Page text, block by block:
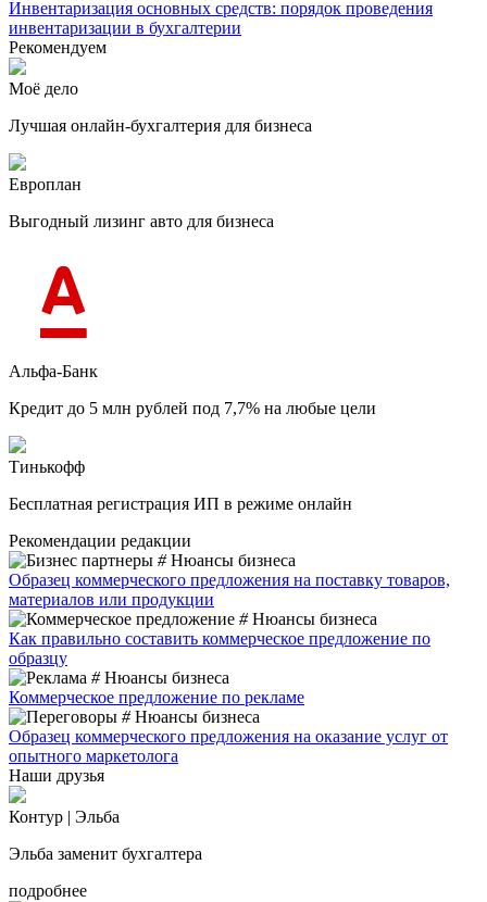
Инвентаризация основных средств: порядок проведения
инвентаризации в бухгалтерии
Рекомендуем
Моё дело
Лучшая онлайн-бухгалтерия для бизнеса
Европлан
Выгодный лизинг авто для бизнеса
Альфа-Банк
Кредит до 5 млн рублей под 7,7% на любые цели
Тинькофф
Бесплатная регистрация ИП в режиме онлайн
Рекомендации редакции
# Нюансы бизнеса
Образец коммерческого предложения на поставку товаров,
материалов или продукции
# Нюансы бизнеса
Как правильно составить коммерческое предложение по
образцу
# Нюансы бизнеса
Коммерческое предложение по рекламе
# Нюансы бизнеса
Образец коммерческого предложения на оказание услуг от
опытного маркетолога
Наши друзья
Контур | Эльба
Эльба заменит бухгалтера
подробнее